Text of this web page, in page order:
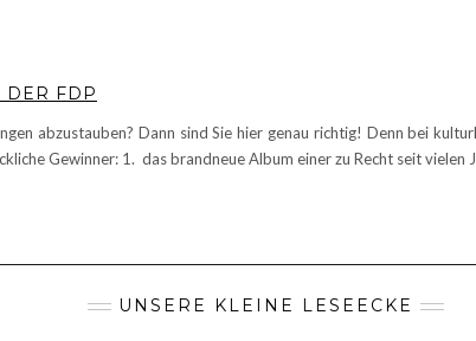
DER FDP
abzustauben? Dann sind Sie hier genau richtig! Denn bei
Gewinner: 1. das brandneue Album einer zu Recht seit vielen
UNSERE KLEINE LESEECKE